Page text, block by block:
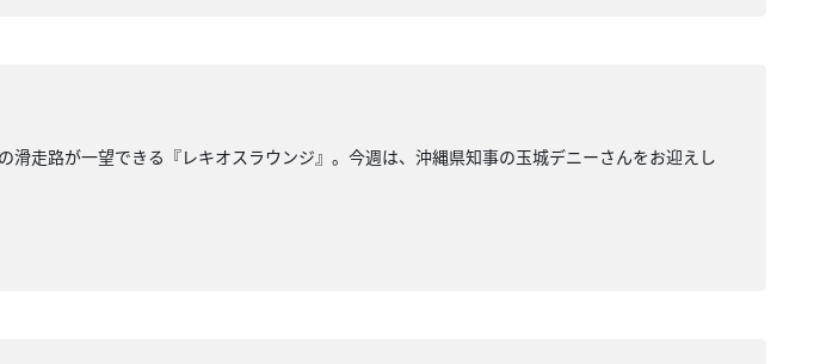
走路が一望できる『レキオスラウンジ』。今週は、沖縄県知事の玉城デニーさんをお迎えし